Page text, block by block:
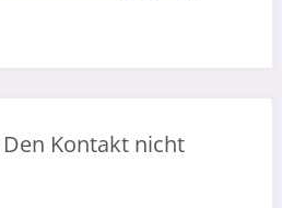
Den Kontakt nicht